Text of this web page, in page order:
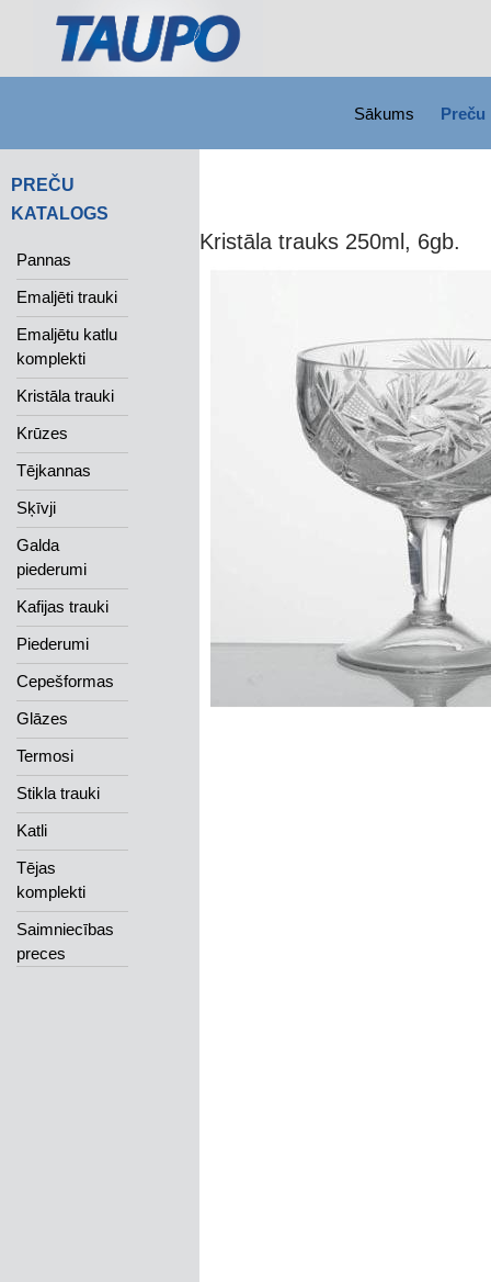
Sākums Preču
Kristāla trauks 250ml, 6gb.
PREČU
KATALOGS
Pannas
Emaljēti trauki
Emaljētu katlu
komplekti
Kristāla trauki
Krūzes
Tējkannas
Sķīvji
Galda
piederumi
Kafijas trauki
Piederumi
Cepešformas
Glāzes
Termosi
Stikla trauki
Katli
Tējas
komplekti
Saimniecības
preces